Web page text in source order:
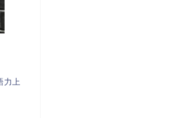
力上